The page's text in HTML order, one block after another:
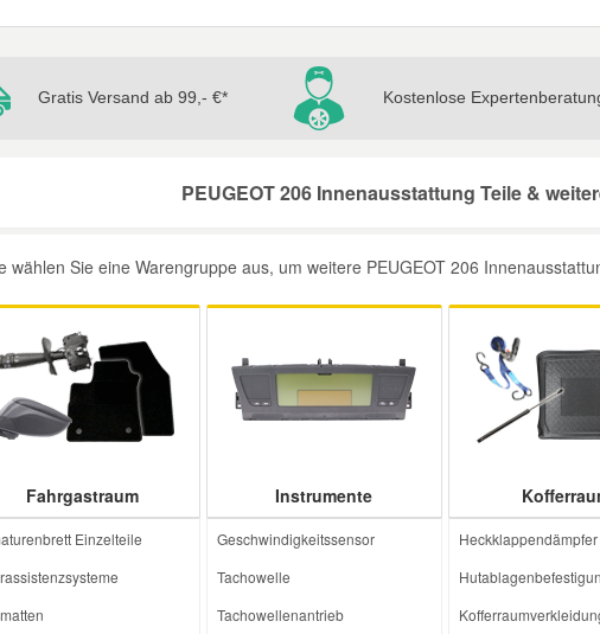
Gratis Versand ab 99,- €* Kostenlose
PEUGEOT 206 Innenausstattung Teile &
wählen Sie eine Warengruppe aus, um weitere PEUGEOT 206
Fahrgastraum
Einzelteile
Instrumente
Geschwindigkeitssensor
Tachowelle
Tachowellenantrieb
Heckklappendämpfer